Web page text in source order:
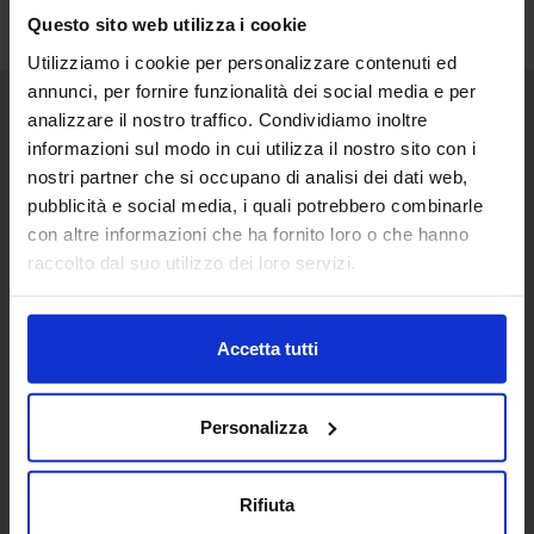
Questo sito web utilizza i cookie
Utilizziamo i cookie per personalizzare contenuti ed
annunci, per fornire funzionalità dei social media e per
analizzare il nostro traffico. Condividiamo inoltre
informazioni sul modo in cui utilizza il nostro sito con i
nostri partner che si occupano di analisi dei dati web,
pubblicità e social media, i quali potrebbero combinarle
con altre informazioni che ha fornito loro o che hanno
raccolto dal suo utilizzo dei loro servizi.
Accetta tutti
Personalizza
Rifiuta
Senaf srl
Via Eritrea 21/A
20157 | Milano | Italia
+ 39 02.332039460
In collaborazione con